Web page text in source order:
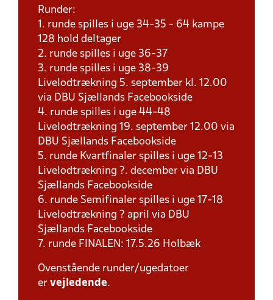
Runder:
1. runde spilles i uge 34-35 - 64 kampe
128 hold deltager
2. runde spilles i uge 36-37
3. runde spilles i uge 38-39
Livelodtrækning 5. september kl. 12.00
via DBU Sjællands Facebookside
4. runde spilles i uge 44-48
Livelodtrækning 19. september 12.00 via
DBU Sjællands Facebookside
5. runde Kvartfinaler spilles i uge 12-13
Livelodtrækning ?. december via DBU
Sjællands Facebookside
6. runde Semifinaler spilles i uge 17-18
Livelodtrækning ? april via DBU
Sjællands Facebookside
7. runde FINALEN: 17.5.26 Holbæk
Ovenstående runder/ugedatoer
er vejledende.